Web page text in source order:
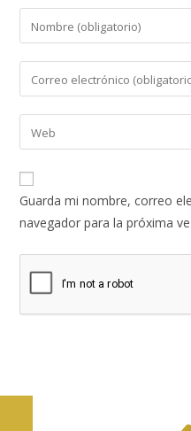
Introduce
tu
nombre
de
usuario
para
comentar
tu
dirección
de
electrónico
para
comentar
Introduce
la
URL
de
(opcional)
Guarda mi nombre, correo
navegador para la próxima